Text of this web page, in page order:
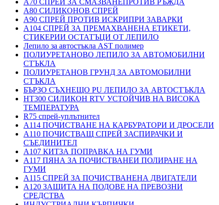
A70 СПРЕЙ ЗА СМАЗВАНЕПРОТИВ РЪЖДА
A80 СИЛИКОНОВ СПРЕЙ
A90 СПРЕЙ ПРОТИВ ИСКРИПРИ ЗАВАРКИ
A104 СПРЕЙ ЗА ПРЕМАХВАНЕНА ЕТИКЕТИ,
СТИКЕРИИ ОСТАТЪЦИ ОТ ЛЕПИЛО
Лепило за автостъкла AST полимер
ПОЛИУРЕТАНОВО ЛЕПИЛО ЗА АВТОМОБИЛНИ
СТЪКЛА
ПОЛИУРЕТАНОВ ГРУНД ЗА АВТОМОБИЛНИ
СТЪКЛА
БЪРЗО СЪХНЕЩО PU ЛЕПИЛО ЗА АВТОСТЪКЛА
HT300 СИЛИКОН RTV УСТОЙЧИВ НА ВИСОКА
ТЕМПЕРАТУРА
R75 спрей-уплътнител
A114 ПОЧИСТВАНЕ НА КАРБУРАТОРИ И ДРОСЕЛИ
A110 ПОЧИСТВАЩ СПРЕЙ ЗАСПИРАЧКИ И
СЪЕДИНИТЕЛ
A107 КИТЗА ПОПРАВКА НА ГУМИ
A117 ПЯНА ЗА ПОЧИСТВАНЕИ ПОЛИРАНЕ НА
ГУМИ
A115 СПРЕЙ ЗА ПОЧИСТВАНЕНА ДВИГАТЕЛИ
A120 ЗАЩИТА НА ПОДОВЕ НА ПРЕВОЗНИ
СРЕДСТВА